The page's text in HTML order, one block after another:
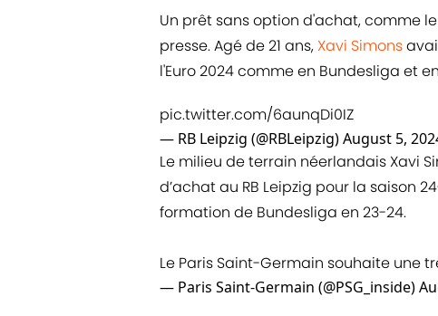
Un prêt sans option d'achat, comme
presse. Agé de 21 ans,Xavi Simons
l'Euro 2024 comme en Bundesliga et
pic.twitter.com/6aunqDi0IZ
— RB Leipzig (@RBLeipzig)August 5,
Le milieu de terrain néerlandais Xavi
d’achat au RB Leipzig pour la saison
formation de Bundesliga en 23-24.
Le Paris Saint-Germain souhaite une
— Paris Saint-Germain (@PSG_inside)